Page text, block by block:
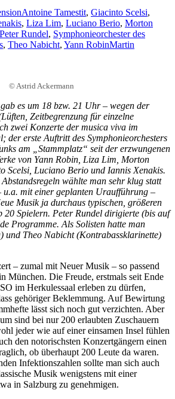
Antoine Tamestit, Giacinto Scelsi,
, Liza Lim, Luciano Berio, Morton
Peter Rundel, Symphonieorchester des
, Theo Nabicht, Yann RobinMartin
© Astrid Ackermann
es um 18 bzw. 21 Uhr – wegen der
Zeitbegrenzung für einzelne
zwei Konzerte der musica viva im
der erste Auftritt des Symphonieorchesters
am „Stammplatz“ seit der erzwungenen
von Yann Robin, Liza Lim, Morton
Scelsi, Luciano Berio und Iannis Xenakis.
wählte man sehr klug statt
u.a. mit einer geplanten Uraufführung –
Musik ja durchaus typischen, größeren
20 Spielern. Peter Rundel dirigierte (bis auf
Programme. Als Solisten hatte man
und Theo Nabicht (Kontrabassklarinette)
– zumal mit Neuer Musik – so passend
München. Die Freude, erstmals seit Ende
im Herkulessaal erleben zu dürfen,
gehöriger Beklemmung. Auf Bewirtung
lässt sich noch gut verzichten. Aber
sind bei nur 200 erlaubten Zuschauern
jeder wie auf einer einsamen Insel fühlen
den notorischsten Konzertgängern einen
ob überhaupt 200 Leute da waren.
Infektionszahlen sollte man sich auch
Musik wenigstens mit einer
in Salzburg zu genehmigen.